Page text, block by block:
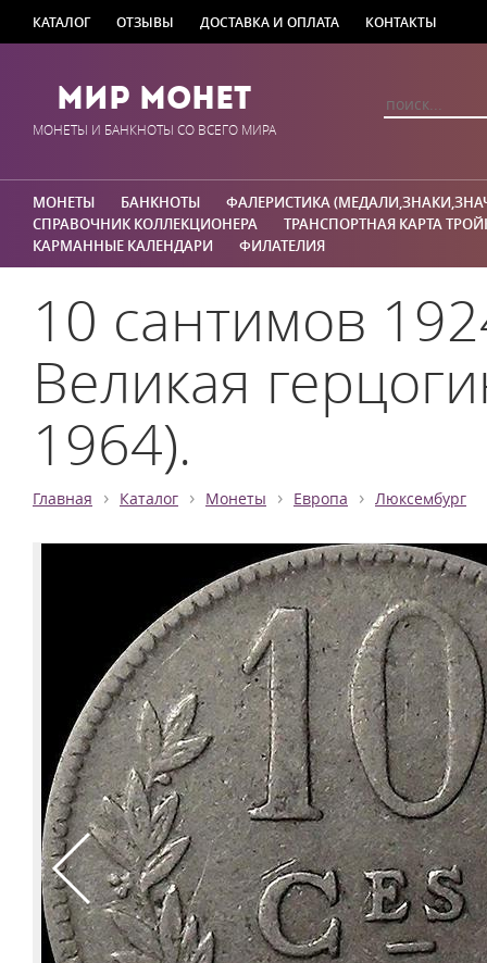
КАТАЛОГ ОТЗЫВЫ ДОСТАВКА И ОПЛАТА КОНТАКТЫ
Мир Монет
МОНЕТЫ И БАНКНОТЫ СО ВСЕГО МИРА
МОНЕТЫ БАНКНОТЫ
ФАЛЕРИСТИКА
СПРАВОЧНИК КОЛЛЕКЦИОНЕРА
ТРАНСПОРТНАЯ КАРТА
КАРМАННЫЕ КАЛЕНДАРИ
ФИЛАТЕЛИЯ
10 сантимов
Великая
1964).
Главная › Каталог › Монеты › Европа › Люксембург